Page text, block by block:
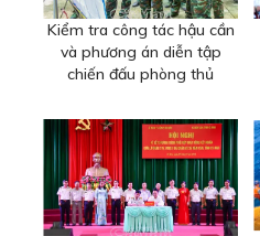
Kiểm tra công tác hậu cần
và phương án diễn tập
chiến đấu phòng thủ